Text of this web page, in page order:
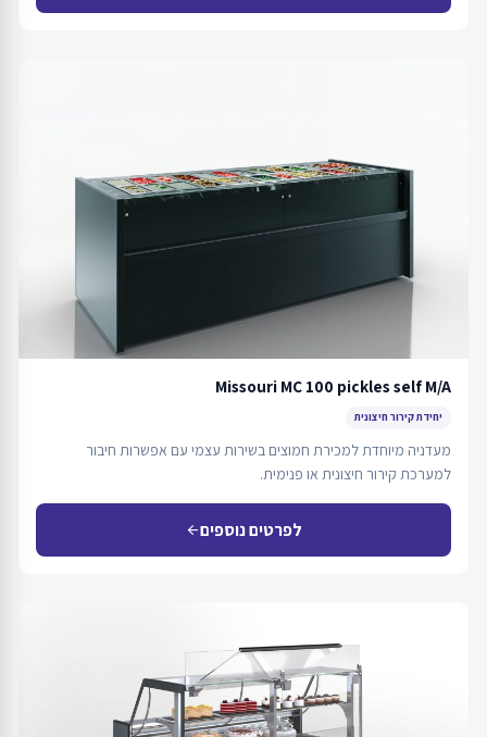
Missouri MC 100 pickles self M/A
יחידת קירור חיצונית
מעדניה מיוחדת למכירת חמוצים בשירות עצמי עם אפשרות חיבור
למערכת קירור חיצונית או פנימית.
לפרטים נוספיםarrow_back